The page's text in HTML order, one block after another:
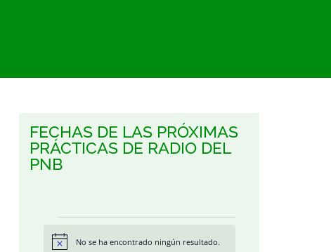
FECHAS DE LAS PRÓXIMAS
PRÁCTICAS DE RADIO DEL
PNB
Aviso No se ha encontrado ningún resultado.